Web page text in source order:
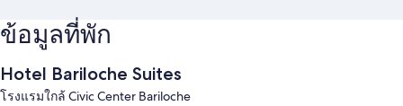
ข้อมูลที่พัก
Hotel Bariloche Suites
โรงแรมใกล้ Civic Center Bariloche